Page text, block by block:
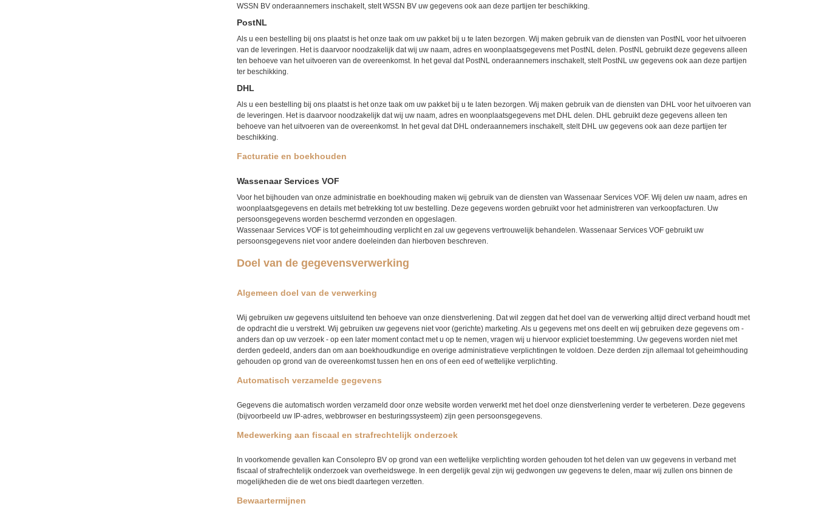
WSSN BV onderaannemers inschakelt, stelt WSSN BV uw gegevens ook aan deze partijen ter beschikking.
PostNL
Als u een bestelling bij ons plaatst is het onze taak om uw pakket bij u te laten bezorgen. Wij maken gebruik van de diensten van PostNL voor het uitvoeren
van de leveringen. Het is daarvoor noodzakelijk dat wij uw naam, adres en woonplaatsgegevens met PostNL delen. PostNL gebruikt deze gegevens alleen
ten behoeve van het uitvoeren van de overeenkomst. In het geval dat PostNL onderaannemers inschakelt, stelt PostNL uw gegevens ook aan deze partijen
ter beschikking.
DHL
Als u een bestelling bij ons plaatst is het onze taak om uw pakket bij u te laten bezorgen. Wij maken gebruik van de diensten van DHL voor het uitvoeren van
de leveringen. Het is daarvoor noodzakelijk dat wij uw naam, adres en woonplaatsgegevens met DHL delen. DHL gebruikt deze gegevens alleen ten
behoeve van het uitvoeren van de overeenkomst. In het geval dat DHL onderaannemers inschakelt, stelt DHL uw gegevens ook aan deze partijen ter
beschikking.
Facturatie en boekhouden
Wassenaar Services VOF
Voor het bijhouden van onze administratie en boekhouding maken wij gebruik van de diensten van Wassenaar Services VOF. Wij delen uw naam, adres en
woonplaatsgegevens en details met betrekking tot uw bestelling. Deze gegevens worden gebruikt voor het administreren van verkoopfacturen. Uw
persoonsgegevens worden beschermd verzonden en opgeslagen.
Wassenaar Services VOF is tot geheimhouding verplicht en zal uw gegevens vertrouwelijk behandelen. Wassenaar Services VOF gebruikt uw
persoonsgegevens niet voor andere doeleinden dan hierboven beschreven.
Doel van de gegevensverwerking
Algemeen doel van de verwerking
Wij gebruiken uw gegevens uitsluitend ten behoeve van onze dienstverlening. Dat wil zeggen dat het doel van de verwerking altijd direct verband houdt met
de opdracht die u verstrekt. Wij gebruiken uw gegevens niet voor (gerichte) marketing. Als u gegevens met ons deelt en wij gebruiken deze gegevens om -
anders dan op uw verzoek - op een later moment contact met u op te nemen, vragen wij u hiervoor expliciet toestemming. Uw gegevens worden niet met
derden gedeeld, anders dan om aan boekhoudkundige en overige administratieve verplichtingen te voldoen. Deze derden zijn allemaal tot geheimhouding
gehouden op grond van de overeenkomst tussen hen en ons of een eed of wettelijke verplichting.
Automatisch verzamelde gegevens
Gegevens die automatisch worden verzameld door onze website worden verwerkt met het doel onze dienstverlening verder te verbeteren. Deze gegevens
(bijvoorbeeld uw IP-adres, webbrowser en besturingssysteem) zijn geen persoonsgegevens.
Medewerking aan fiscaal en strafrechtelijk onderzoek
In voorkomende gevallen kan Consolepro BV op grond van een wettelijke verplichting worden gehouden tot het delen van uw gegevens in verband met
fiscaal of strafrechtelijk onderzoek van overheidswege. In een dergelijk geval zijn wij gedwongen uw gegevens te delen, maar wij zullen ons binnen de
mogelijkheden die de wet ons biedt daartegen verzetten.
Bewaartermijnen